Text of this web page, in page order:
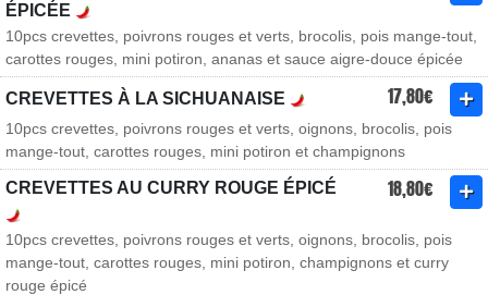
ÉPICÉE
10pcs crevettes, poivrons rouges et verts, brocolis, pois mange-tout,
carottes rouges, mini potiron, ananas et sauce aigre-douce épicée
CREVETTES À LA SICHUANAISE 17,80€
10pcs crevettes, poivrons rouges et verts, oignons, brocolis, pois
mange-tout, carottes rouges, mini potiron et champignons
CREVETTES AU CURRY ROUGE ÉPICÉ 18,80€
10pcs crevettes, poivrons rouges et verts, oignons, brocolis, pois
mange-tout, carottes rouges, mini potiron, champignons et curry
rouge épicé